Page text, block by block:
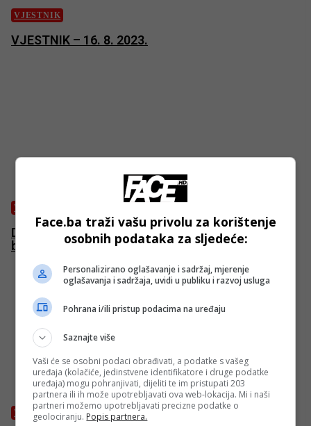
VJESTNIK
VJESTNIK – 16. 8. 2023.
VJESTNIK
Dobri odnosi BiH i EU omogućavaju građanima
brojne benefite i privilegije
VJESTNIK
Face.ba traži vašu privolu za korištenje
osobnih podataka za sljedeće:
Personalizirano oglašavanje i sadržaj, mjerenje
oglašavanja i sadržaja, uvidi u publiku i razvoj usluga
Pohrana i/ili pristup podacima na uređaju
Saznajte više
Vaši će se osobni podaci obrađivati, a podatke s vašeg
uređaja (kolačiće, jedinstvene identifikatore i druge podatke
uređaja) mogu pohranjivati, dijeliti te im pristupati 203
partnera ili ih može upotrebljavati ova web-lokacija. Mi i naši
partneri možemo upotrebljavati precizne podatke o
geolociranju. Popis partnera.